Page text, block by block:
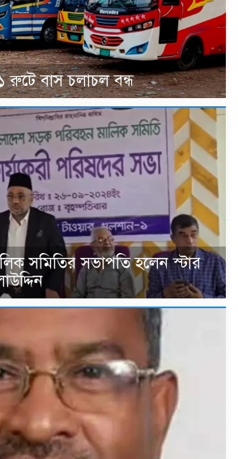
রুটে বাস চলাচল বন্ধ
সমিতির সভাপতি হলেন স্টার